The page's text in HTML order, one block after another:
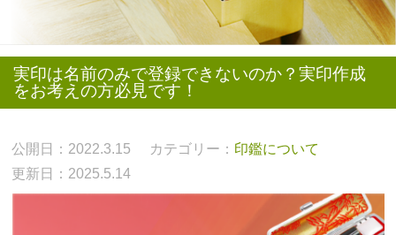
実印は名前のみで登録できないのか？実印作成
をお考えの方必見です！
公開日：2022.3.15 カテゴリー： 印鑑について
更新日：2025.5.14